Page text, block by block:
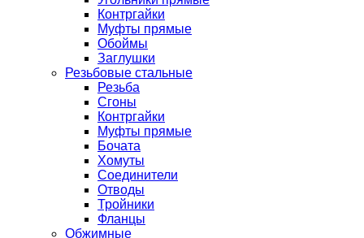
Контргайки
Муфты прямые
Обоймы
Заглушки
Резьбовые стальные
Резьба
Сгоны
Контргайки
Муфты прямые
Бочата
Хомуты
Соединители
Отводы
Тройники
Фланцы
Обжимные